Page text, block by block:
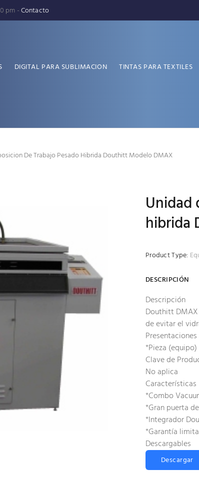
pm -Contacto
DIGITAL PARA SUBLIMACION TINTAS PARA TEXTILES
De Trabajo Pesado Hibrida Douthitt Modelo DMAX
Unidad
hibrida
Product Type:
DESCRIPCIÓN
Descripción
Douthitt
de evitar el
Presentaciones
*Pieza (equipo)
Clave de
No aplica
Características
*Combo
*Gran puerta
*Integrador
*Garantía
Descargables
Descargar